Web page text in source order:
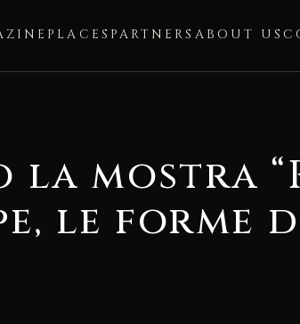
PLACES PARTNERS ABOUT US
la mostra
le forme